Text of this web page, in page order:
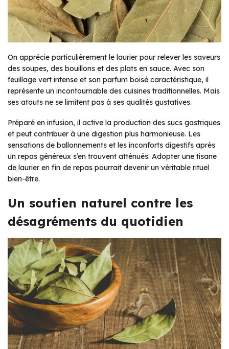
On apprécie particulièrement le laurier pour relever les saveurs
des soupes, des bouillons et des plats en sauce. Avec son
feuillage vert intense et son parfum boisé caractéristique, il
représente un incontournable des cuisines traditionnelles. Mais
ses atouts ne se limitent pas à ses qualités gustatives.
Préparé en infusion, il active la production des sucs gastriques
et peut contribuer à une digestion plus harmonieuse. Les
sensations de ballonnements et les inconforts digestifs après
un repas généreux s’en trouvent atténués. Adopter une tisane
de laurier en fin de repas pourrait devenir un véritable rituel
bien-être.
Un soutien naturel contre les
désagréments du quotidien